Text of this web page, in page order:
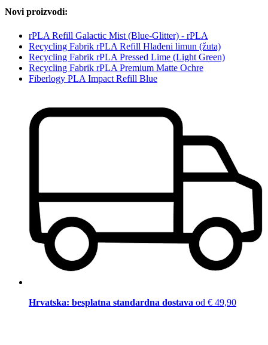
Novi proizvodi:
rPLA Refill Galactic Mist (Blue-Glitter) - rPLA
Recycling Fabrik rPLA Refill Hlađeni limun (žuta)
Recycling Fabrik rPLA Pressed Lime (Light Green)
Recycling Fabrik rPLA Premium Matte Ochre
Fiberlogy PLA Impact Refill Blue
Hrvatska: besplatna standardna dostava od € 49,90